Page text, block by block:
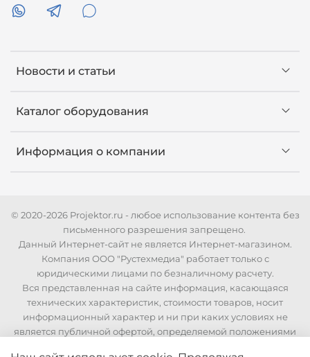
Новости и статьи
Каталог оборудования
Информация о компании
© 2020-2026 Projektor.ru - любое использование контента без
письменного разрешения запрещено.
Данный Интернет-сайт не является Интернет-магазином.
Компания ООО "Рустехмедиа" работает только с
юридическими лицами по безналичному расчету.
Вся представленная на сайте информация, касающаяся
технических характеристик, стоимости товаров, носит
информационный характер и ни при каких условиях не
является публичной офертой, определяемой положениями